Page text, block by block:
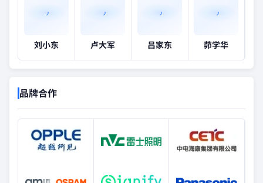
刘小东 卢大军 吕家东 茆学华
品牌合作